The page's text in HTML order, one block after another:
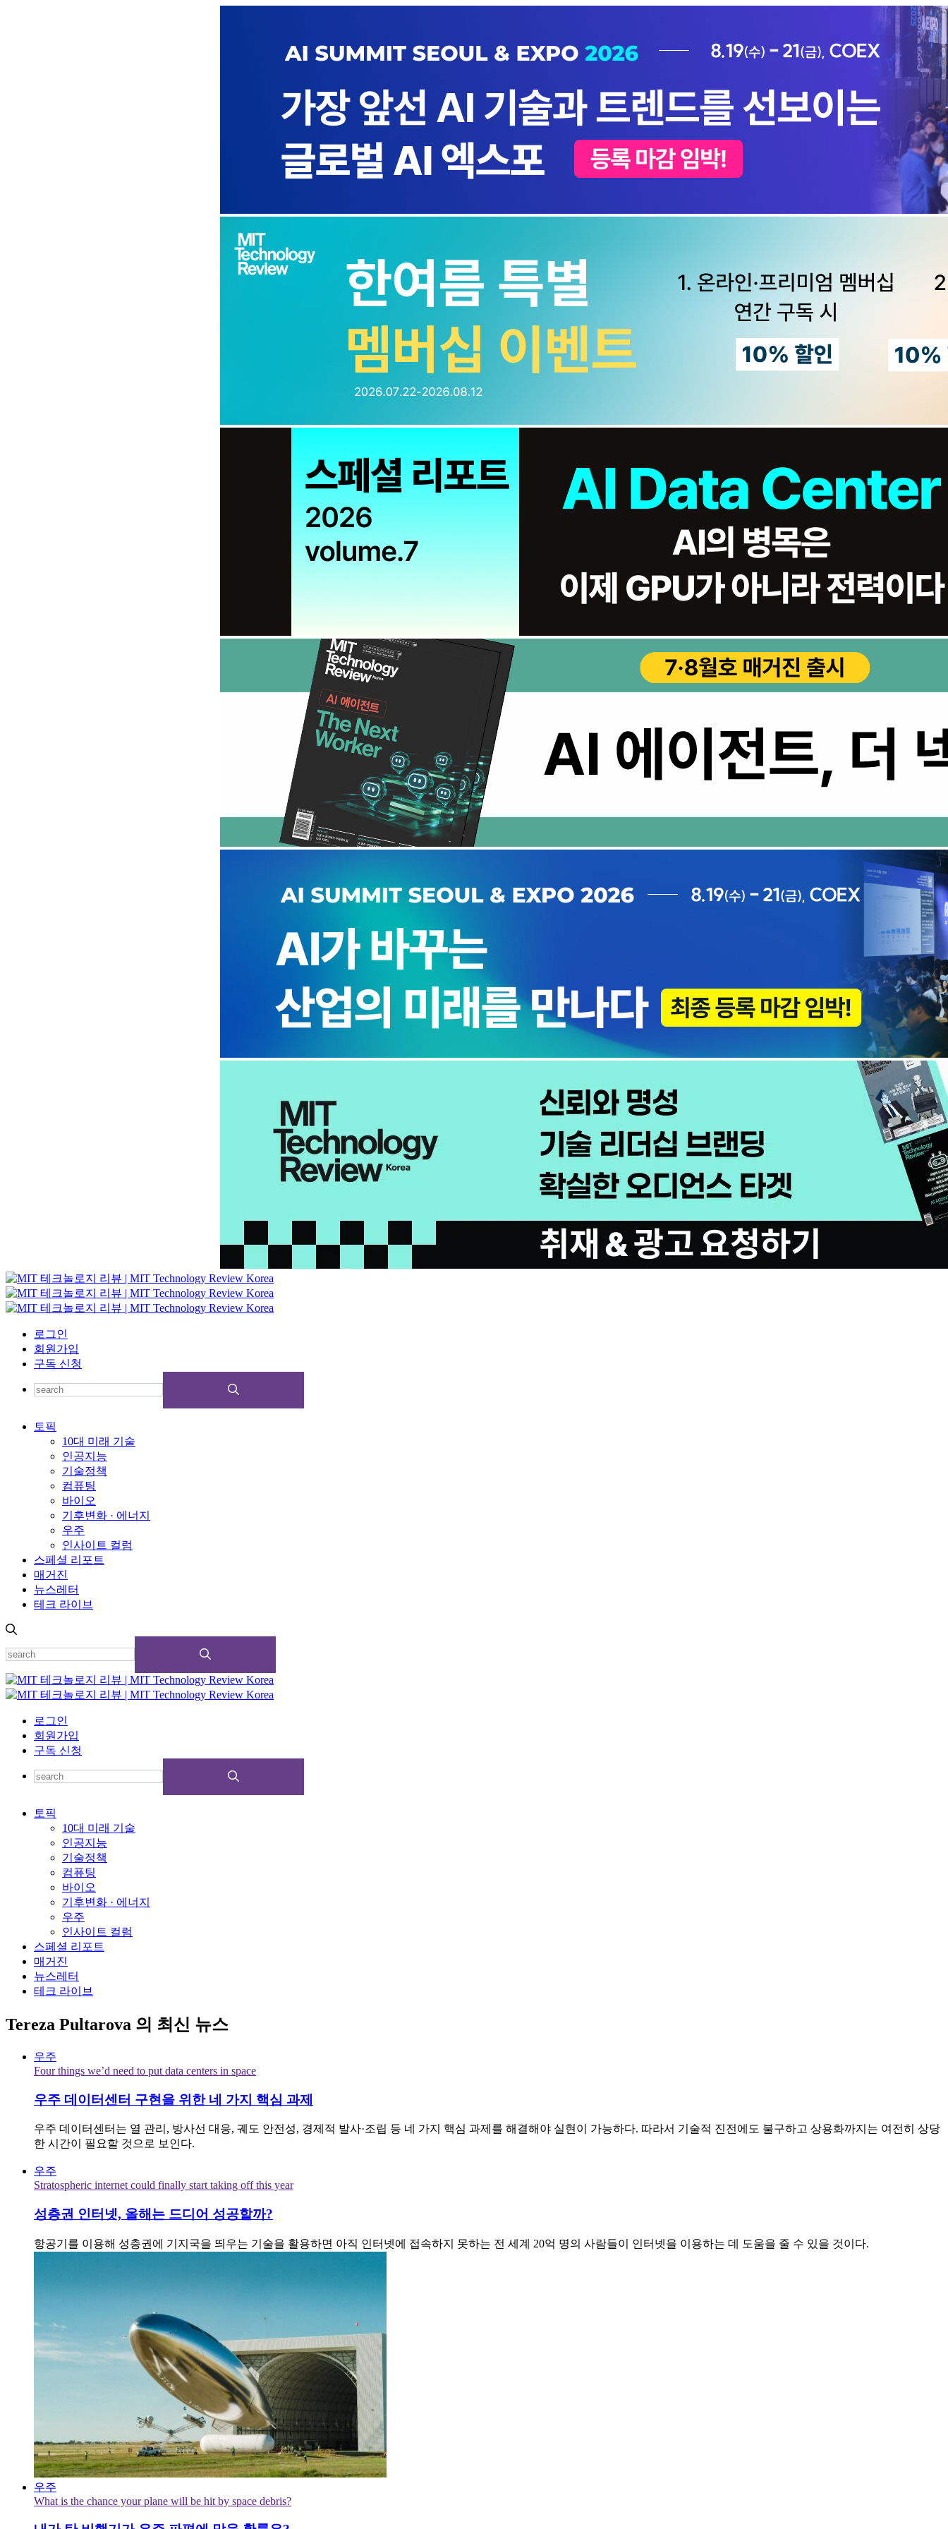
로그인
회원가입
구독 신청
토픽
10대 미래 기술
인공지능
기술정책
컴퓨팅
바이오
기후변화 · 에너지
우주
인사이트 컬럼
스페셜 리포트
매거진
뉴스레터
테크 라이브
로그인
회원가입
구독 신청
토픽
10대 미래 기술
인공지능
기술정책
컴퓨팅
바이오
기후변화 · 에너지
우주
인사이트 컬럼
스페셜 리포트
매거진
뉴스레터
테크 라이브
Tereza Pultarova 의 최신 뉴스
우주
Four things we’d need to put data centers in space
우주 데이터센터 구현을 위한 네 가지 핵심 과제
우주 데이터센터는 열 관리, 방사선 대응, 궤도 안전성, 경제적 발사·조립 등 네 가지 핵심 과제를 해결해야 실현이 가능하다. 따라서 기술적 진전에도 불구하고 상용화까지는 여전히 상당
한 시간이 필요할 것으로 보인다.
우주
Stratospheric internet could finally start taking off this year
성층권 인터넷, 올해는 드디어 성공할까?
항공기를 이용해 성층권에 기지국을 띄우는 기술을 활용하면 아직 인터넷에 접속하지 못하는 전 세계 20억 명의 사람들이 인터넷을 이용하는 데 도움을 줄 수 있을 것이다.
우주
What is the chance your plane will be hit by space debris?